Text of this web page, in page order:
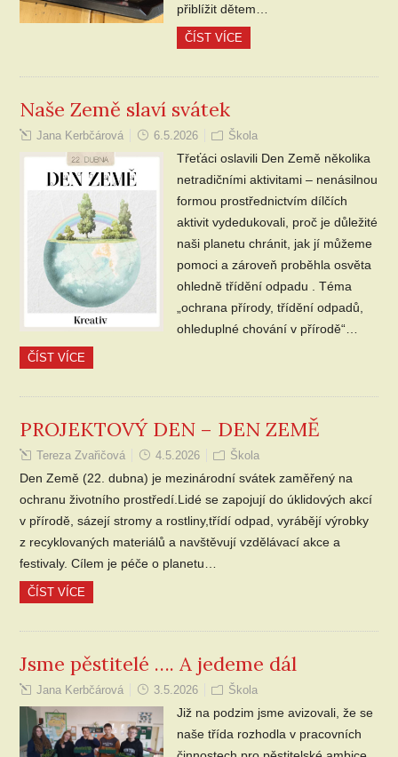
přiblížit dětem…
ČÍST VÍCE
Naše Země slaví svátek
Jana Kerbčárová 6.5.2026 Škola
Třeťáci oslavili Den Země několika
netradičními aktivitami – nenásilnou
formou prostřednictvím dílčích
aktivit vydedukovali, proč je důležité
naši planetu chránit, jak jí můžeme
pomoci a zároveň proběhla osvěta
ohledně třídění odpadu . Téma
„ochrana přírody, třídění odpadů,
ohleduplné chování v přírodě“…
ČÍST VÍCE
PROJEKTOVÝ DEN – DEN ZEMĚ
Tereza Zvařičová 4.5.2026 Škola
Den Země (22. dubna) je mezinárodní svátek zaměřený na
ochranu životního prostředí.Lidé se zapojují do úklidových akcí
v přírodě, sázejí stromy a rostliny,třídí odpad, vyrábějí výrobky
z recyklovaných materiálů a navštěvují vzdělávací akce a
festivaly. Cílem je péče o planetu…
ČÍST VÍCE
Jsme pěstitelé …. A jedeme dál
Jana Kerbčárová 3.5.2026 Škola
Již na podzim jsme avizovali, že se
naše třída rozhodla v pracovních